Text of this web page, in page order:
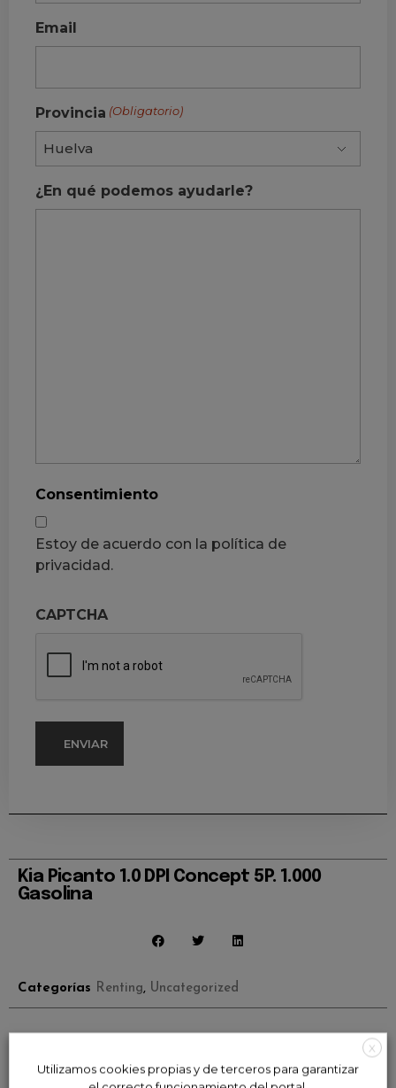
Email
Provincia (Obligatorio)
¿En qué podemos ayudarle?
Consentimiento
Estoy de acuerdo con la política de
privacidad.
CAPTCHA
Kia Picanto 1.0 DPI Concept 5P. 1.000
Gasolina
Categorías Renting, Uncategorized
¿En qué vehículo piensas?
X
Utilizamos cookies propias y de terceros para garantizar